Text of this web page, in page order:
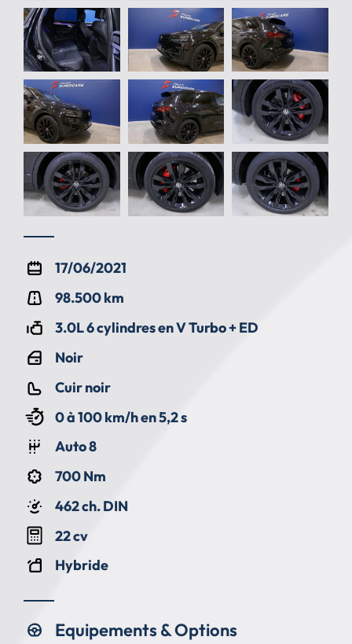
17/06/2021
98.500 km
3.0L 6 cylindres en V Turbo + ED
Noir
Cuir noir
0 à 100 km/h en 5,2 s
Auto 8
700 Nm
462 ch. DIN
22 cv
Hybride
Equipements & Options